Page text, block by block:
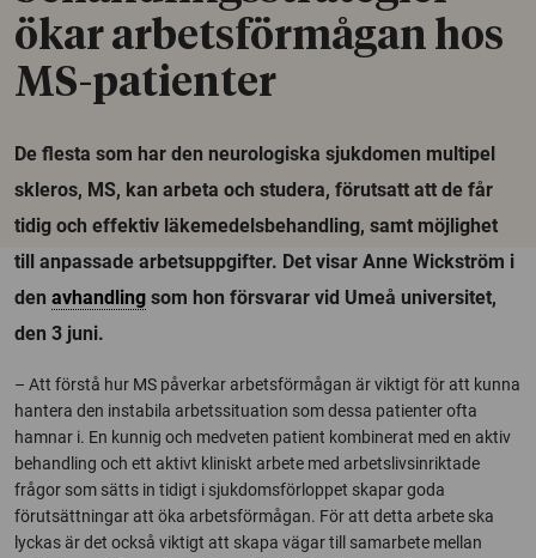
ökar arbetsförmågan hos
MS-patienter
De flesta som har den neurologiska sjukdomen multipel
skleros, MS, kan arbeta och studera, förutsatt att de får
tidig och effektiv läkemedelsbehandling, samt möjlighet
till anpassade arbetsuppgifter. Det visar Anne Wickström i
den avhandling som hon försvarar vid Umeå universitet,
den 3 juni.
– Att förstå hur MS påverkar arbetsförmågan är viktigt för att kunna
hantera den instabila arbetssituation som dessa patienter ofta
hamnar i. En kunnig och medveten patient kombinerat med en aktiv
behandling och ett aktivt kliniskt arbete med arbetslivsinriktade
frågor som sätts in tidigt i sjukdomsförloppet skapar goda
förutsättningar att öka arbetsförmågan. För att detta arbete ska
lyckas är det också viktigt att skapa vägar till samarbete mellan